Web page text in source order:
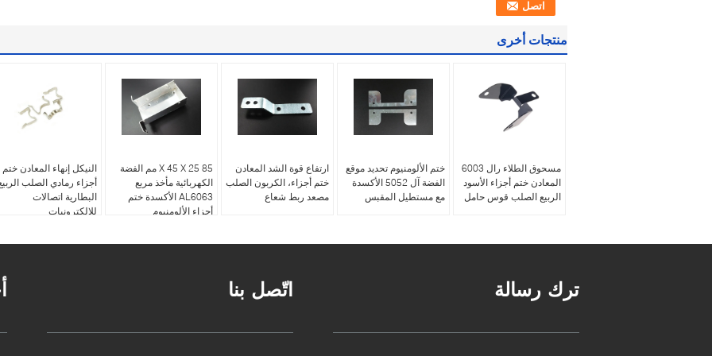
منتجات أخرى
النيكل إنهاء المعادن ختم
أجزاء رمادي الصلب
البطارية اتصالات
للالكترونيات
85 X 45 X 25 مم الفضة
الكهربائية مأخذ مربع
AL6063 الأكسدة ختم
أجزاء الألومنيوم
ارتفاع قوة الشد المعادن
ختم أجزاء، الكربون الصلب
مصعد ربط شعاع
ختم الألومنيوم تحديد موقع
الفضة آل 5052 الأكسدة
مع مستطيل المقبس
مسحوق الطلاء رال 6003
المعادن ختم أجزاء الأسود
الربيع الصلب قوس حامل
اتّصل بنا ترك رسالة